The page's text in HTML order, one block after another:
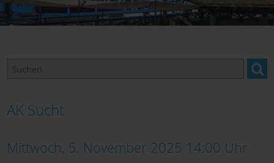
Organisation
AK Sucht
Mittwoch, 5. November 2025 14:00 Uhr